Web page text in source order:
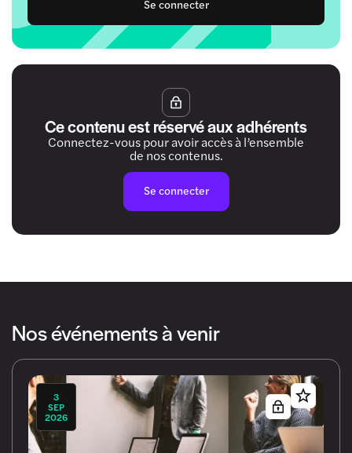
Se connecter
Ce contenu est réservé aux adhérents
Connectez-vous pour avoir accès à l’ensemble
de nos contenus.
Se connecter
Nos événements à venir
3
SEP
2026